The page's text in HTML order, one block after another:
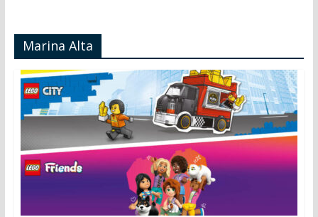
Marina Alta